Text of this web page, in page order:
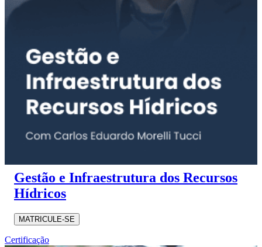
Gestão e Infraestrutura dos Recursos
Hídricos
MATRICULE-SE
Certificação